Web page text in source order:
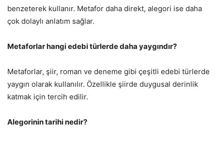
benzeterek kullanır. Metafor daha direkt, alegori ise daha
çok dolaylı anlatım sağlar.
Metaforlar hangi edebi türlerde daha yaygındır?
Metaforlar, şiir, roman ve deneme gibi çeşitli edebi türlerde
yaygın olarak kullanılır. Özellikle şiirde duygusal derinlik
katmak için tercih edilir.
Alegorinin tarihi nedir?